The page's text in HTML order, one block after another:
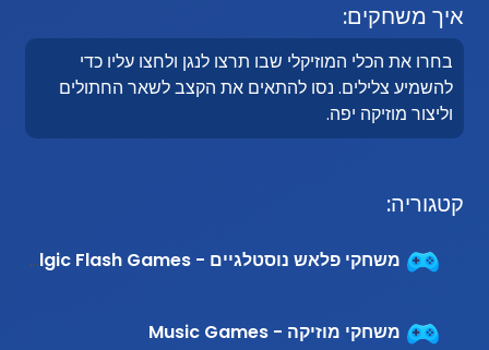
איך משחקים:
בחרו את הכלי המוזיקלי שבו תרצו לנגן ולחצו עליו כדי
להשמיע צלילים. נסו להתאים את הקצב לשאר החתולים
וליצור מוזיקה יפה.
קטגוריה:
משחקי פלאש נוסטלגיים - Nostalgic Flash Games
משחקי מוזיקה - Music Games